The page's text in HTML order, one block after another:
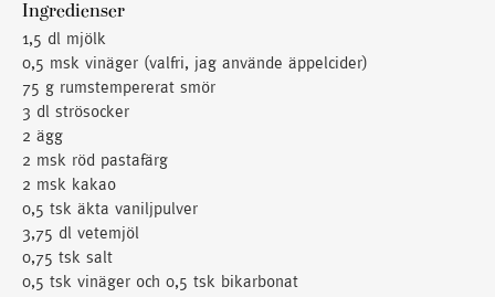
Ingredienser
1,5 dl mjölk
0,5 msk vinäger (valfri, jag använde äppelcider)
75 g rumstempererat smör
3 dl strösocker
2 ägg
2 msk röd pastafärg
2 msk kakao
0,5 tsk äkta vaniljpulver
3,75 dl vetemjöl
0,75 tsk salt
0,5 tsk vinäger och 0,5 tsk bikarbonat